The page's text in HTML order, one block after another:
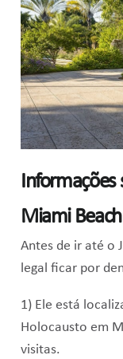
Informações
Miami Beach
Antes de ir até o
legal ficar por
1) Ele está
Holocausto em
visitas.